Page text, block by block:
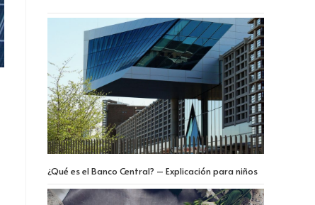
¿Qué es el Banco Central? – Explicación para niños